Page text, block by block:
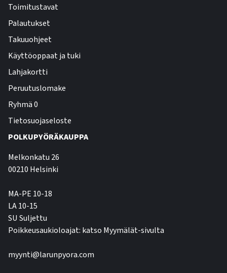
Toimitustavat
Palautukset
Takuuohjeet
Käyttöoppaat ja tuki
Lahjakortti
Peruutuslomake
Ryhmä 0
Tietosuojaseloste
POLKUPYÖRÄKAUPPA
Melkonkatu 26
00210 Helsinki
MA-PE 10-18
LA 10-15
SU Suljettu
Poikkeusaukioloajat: katso Myymälät-sivulta
myynti@larunpyora.com